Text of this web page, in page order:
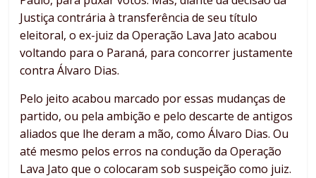
Justiça contrária à transferência de seu título
eleitoral, o ex-juiz da Operação Lava Jato acabou
voltando para o Paraná, para concorrer justamente
contra Álvaro Dias.
Pelo jeito acabou marcado por essas mudanças de
partido, ou pela ambição e pelo descarte de antigos
aliados que lhe deram a mão, como Álvaro Dias. Ou
até mesmo pelos erros na condução da Operação
Lava Jato que o colocaram sob suspeição como juiz.